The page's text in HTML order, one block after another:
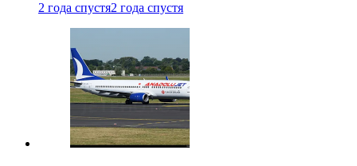
2 года спустя2 года спустя